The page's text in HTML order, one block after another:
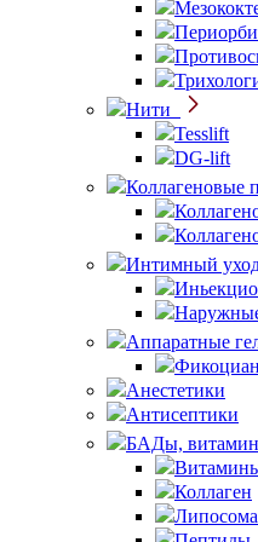
Нити
Tesslift
DG-lift
Коллагеновые
Интимный
Аппаратные
Анестетики
Антисептики
БАДы,
Коллаген